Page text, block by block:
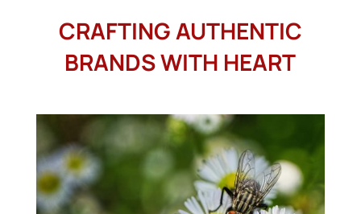
CRAFTING AUTHENTIC
BRANDS WITH HEART